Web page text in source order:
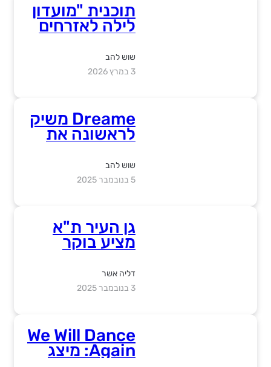
תוכנית "מועדון
לילה לאזרחים
שוש להב
3 במרץ 2026
Dreame משיק
לראשונה את
והמתקדם
בעולם של
רובוטים
שוש להב
5 בנובמבר 2025
גן העיר ת"א
מציע בוקר
כולו לעולם
הקולינריה,
דליה אשר
3 בנובמבר 2025
We Will Dance
Again: מיצג